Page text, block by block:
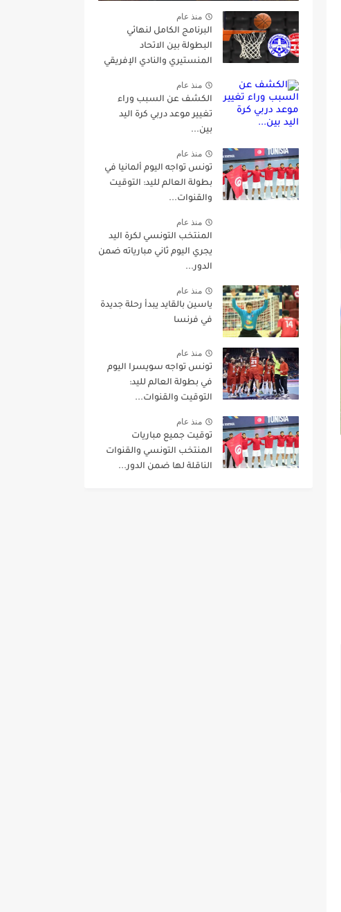
منذ عام
البرنامج الكامل لنهائي
البطولة بين الاتحاد
المنستيري والنادي الإفريقي
منذ عام
الكشف عن السبب وراء
تغيير موعد دربي كرة اليد
بين...
منذ عام
تونس تواجه اليوم ألمانيا في
بطولة العالم لليد: التوقيت
والقنوات...
منذ عام
المنتخب التونسي لكرة اليد
يجري اليوم ثاني مبارياته ضمن
الدور...
منذ عام
ياسين بالقايد يبدأ رحلة جديدة
في فرنسا
منذ عام
تونس تواجه سويسرا اليوم
في بطولة العالم لليد:
التوقيت والقنوات...
منذ عام
توقيت جميع مباريات
المنتخب التونسي والقنوات
الناقلة لها ضمن الدور...